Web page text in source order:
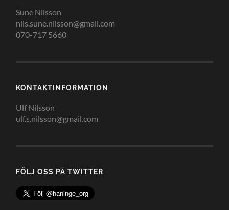
Sune Nilsson
nils.sune.nilsson@gmail.com
070-717 5660
KONTAKTINFORMATION
Ulf Nilsson
ulf.s.nilsson@gmail.com
FÖLJ OSS PÅ TWITTER